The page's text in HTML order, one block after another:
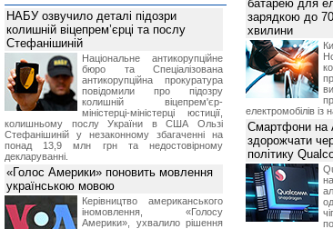
НАБУ озвучило деталі підозри
колишній віцепрем’єрці та послу
Стефанішиній
Національне антикорупційне
бюро та Спеціалізована
антикорупційна прокуратура
повідомили про підозру
колишній віцепрем'єр-
міністерці-міністерці юстиції,
колишньому послу України в США Ользі
Стефанішиній у незаконному збагаченні на
понад 13,9 млн грн та недостовірному
декларуванні.
«Голос Америки» поновить мовлення
українською мовою
Керівництво американського
іномовлення, «Голосу
Америки», ухвалило рішення
батарею для
зарядкою до
хвилини
електромобілів
Смартфони на
здорожчати
політику